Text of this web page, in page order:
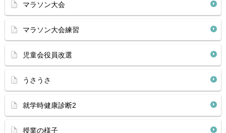
マラソン大会
マラソン大会練習
児童会役員改選
うさうさ
就学時健康診断2
授業の様子